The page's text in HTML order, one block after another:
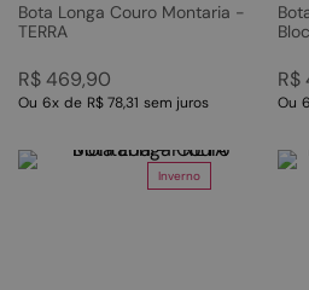
Bota Longa Couro Montaria -
TERRA
R$469,90
Ou 6x de R$ 78,31 sem juros
R$
Ou 6
Inverno